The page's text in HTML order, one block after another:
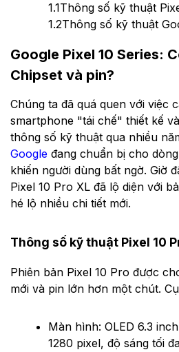
1.1Thông số kỹ thuật
1.2Thông số kỹ thuật
Google Pixel 10 Series:
Chipset và pin?
Chúng ta đã quá quen với việc
smartphone "tái chế" thiết kế
thông số kỹ thuật qua nhiều
Google đang chuẩn bị cho
khiến người dùng bất ngờ. Giờ
Pixel 10 Pro XL đã lộ diện với
hé lộ nhiều chi tiết mới.
Thông số kỹ thuật Pixel 10
Phiên bản Pixel 10 Pro được
mới và pin lớn hơn một chút.
Màn hình: OLED 6.3
1280 pixel, độ sáng tối